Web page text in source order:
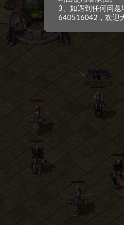
3、如遇到任何问题
640516042，欢迎